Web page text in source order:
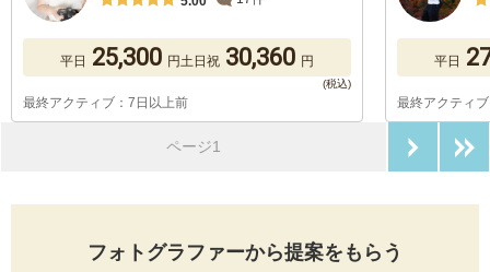
平日 25,300 円土日祝 30,360 円
最終アクティブ：7日以上前
平日
最終アクティ
ページ1
フォトグラファーから提案をもらう